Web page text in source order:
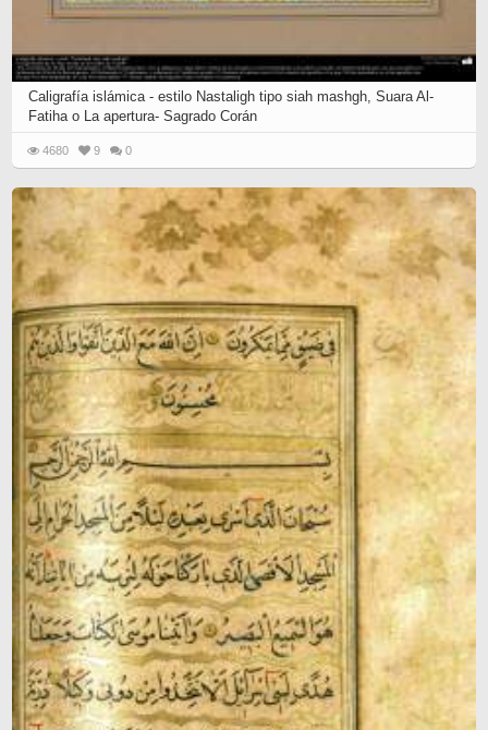
Caligrafía islámica - estilo Nastaligh tipo siah mashgh, Suara Al-
Fatiha o La apertura- Sagrado Corán
4680 9 0